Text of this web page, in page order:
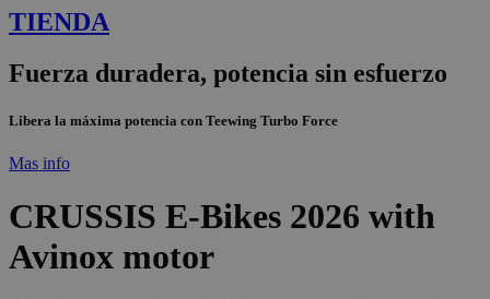
TIENDA
Fuerza duradera, potencia sin esfuerzo
Libera la máxima potencia con Teewing Turbo Force
Mas info
CRUSSIS E-Bikes 2026 with
Avinox motor